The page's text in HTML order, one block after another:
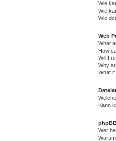
Wie
Wie
Wie
Web
What
How
Will I
Why
What if
Kann
Wer